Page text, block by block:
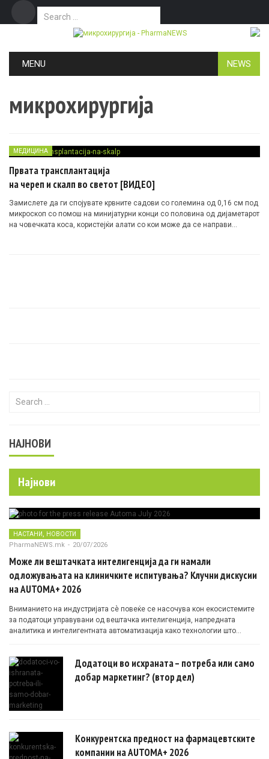
Search for:
MENU NEWS
микрохирургија
МЕДИЦИНА
Првата трансплантација
на череп и скалп во светот [ВИДЕО]
Замислете да ги спојувате крвните садови со големина од 0,16 см под
микроскоп со помош на минијатурни конци со половина од дијаметарот
на човечката коса, користејќи алати со кои може да се направи
Search for:
НАЈНОВИ
Најнови
НАСТАНИ НОВОСТИ
PharmaNEWS.mk - 20/07/2026
Може ли вештачката интелигенција да ги намали
одложувањата на клиничките испитувања? Клучни дискусии
на AUTOMA+ 2026
Вниманието на индустријата сè повеќе се насочува кон екосистемите
за податоци управувани од вештачка интелигенција, напредната
аналитика и интелигентната автоматизација како технологии што
Додатоци во исхраната – потреба или само
добар маркетинг? (втор дел)
Конкурентска предност на фармацевтските
компании на AUTOMA+ 2026